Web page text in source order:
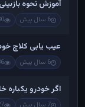
آموزش نحوه
6 سال پیش
عیب یابی کلاچ
6 سال پیش
اگر خودرو یکباره
7 سال پیش